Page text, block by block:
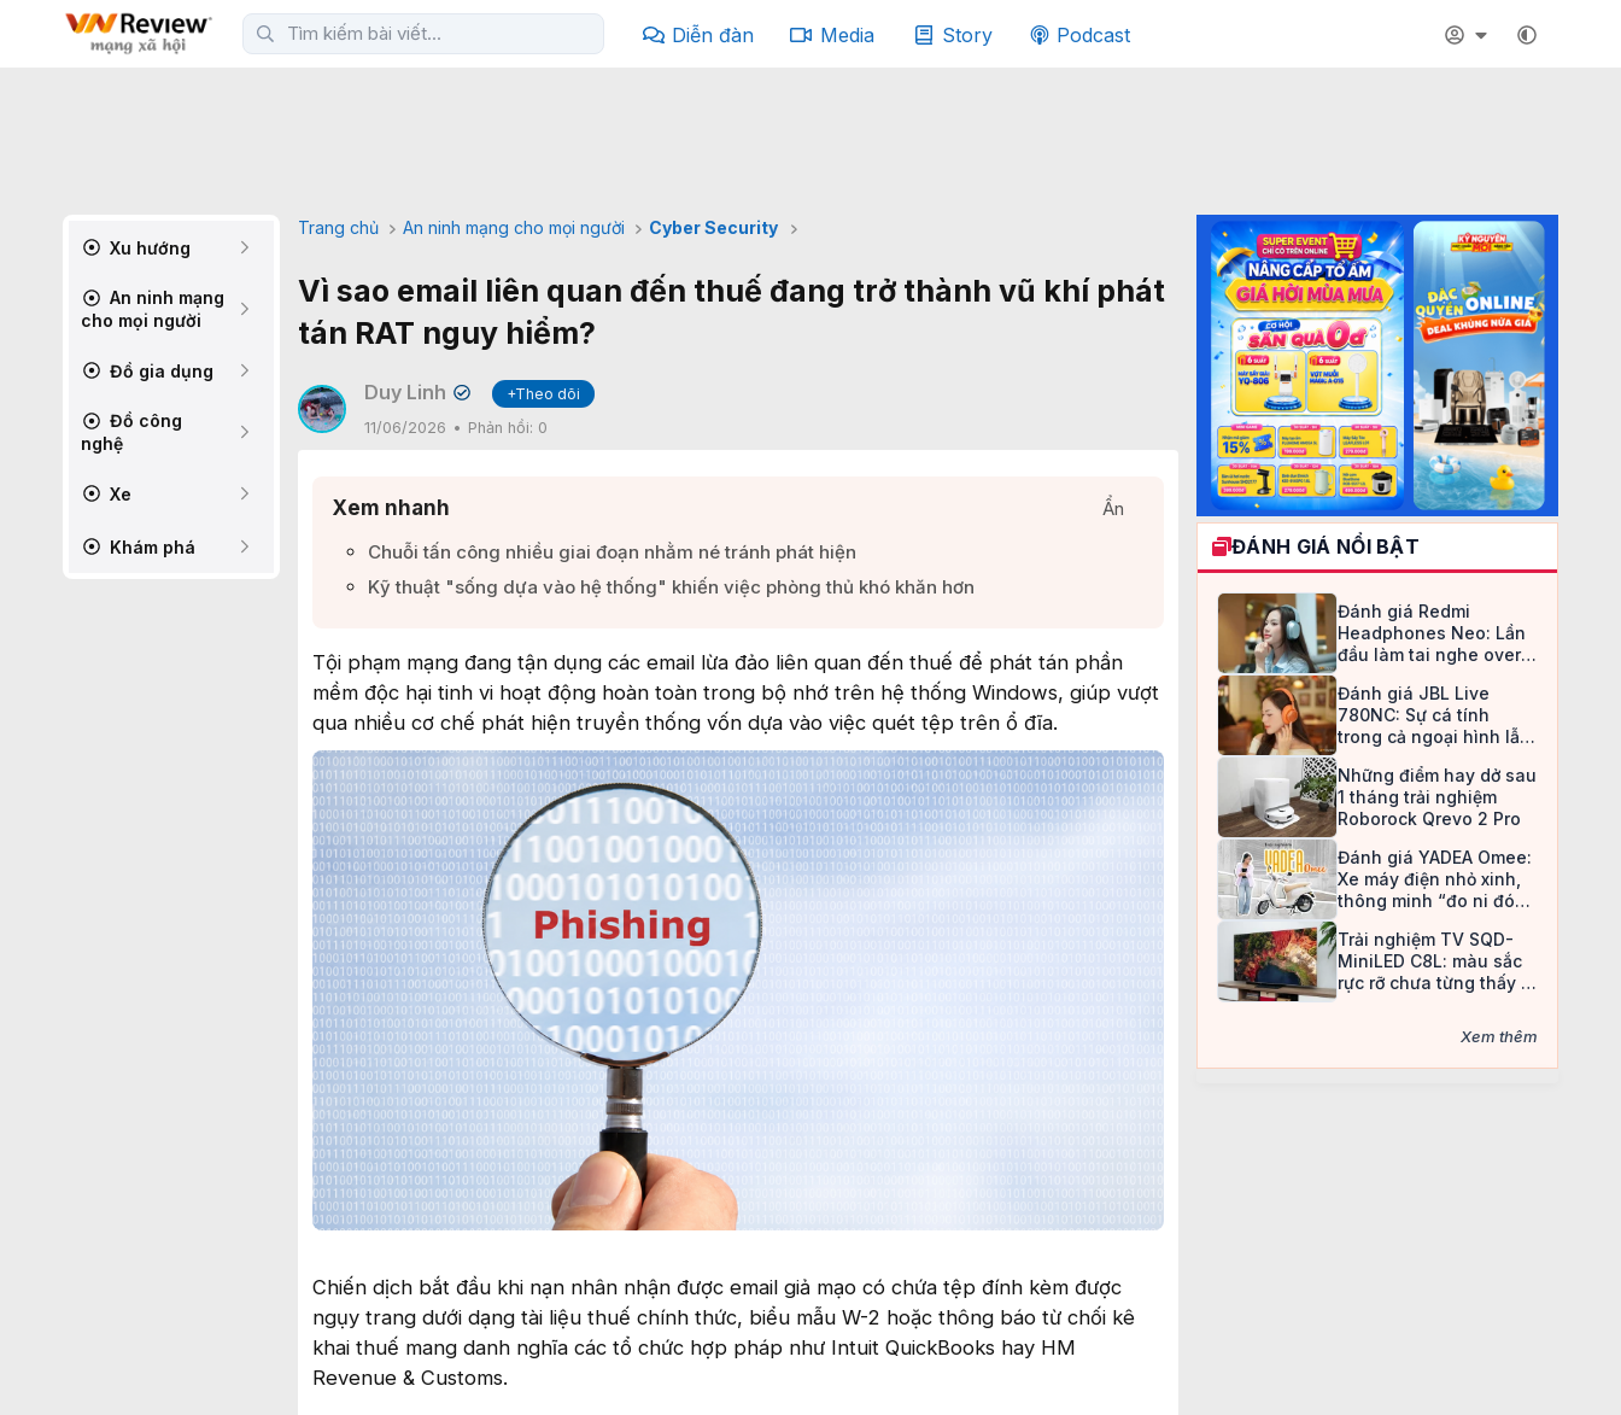
Diễn đàn Media Story Podcast
Xu hướng
An ninh mạng
cho mọi người
Đồ gia dụng
Đồ công
nghệ
Xe
Khám phá
Trang chủ An ninh mạng cho mọi người Cyber Security
Vì sao email liên quan đến thuế đang trở thành vũ khí phát
tán RAT nguy hiểm?
Duy Linh ✔
+Theo dõi
11/06/2026
Phản hồi: 0
Xem nhanh
Ẩn
Chuỗi tấn công nhiều giai đoạn nhằm né tránh phát hiện​
Kỹ thuật "sống dựa vào hệ thống" khiến việc phòng thủ khó khăn hơn​
Tội phạm mạng đang tận dụng các email lừa đảo liên quan đến thuế để phát tán phần
mềm độc hại tinh vi hoạt động hoàn toàn trong bộ nhớ trên hệ thống Windows, giúp vượt
qua nhiều cơ chế phát hiện truyền thống vốn dựa vào việc quét tệp trên ổ đĩa.
Chiến dịch bắt đầu khi nạn nhân nhận được email giả mạo có chứa tệp đính kèm được
ngụy trang dưới dạng tài liệu thuế chính thức, biểu mẫu W-2 hoặc thông báo từ chối kê
khai thuế mang danh nghĩa các tổ chức hợp pháp như Intuit QuickBooks hay HM
Revenue & Customs.
ĐÁNH GIÁ NỔI BẬT
Đánh giá Redmi
Headphones Neo: Lần
đầu làm tai nghe over-
an toàn
Đánh giá JBL Live
780NC: Sự cá tính
trong cả ngoại hình lẫn
Những điểm hay dở sau
1 tháng trải nghiệm
Roborock Qrevo 2 Pro
Đánh giá YADEA Omee:
Xe máy điện nhỏ xinh,
thông minh “đo ni đóng
Trải nghiệm TV SQD-
MiniLED C8L: màu sắc
rực rỡ chưa từng thấy ở
Xem thêm